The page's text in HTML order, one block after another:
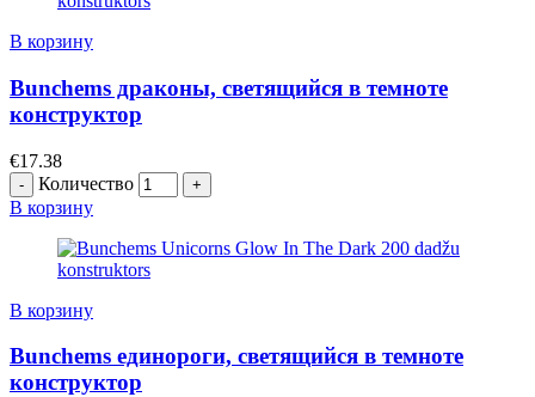
В корзину
Bunchems драконы, светящийся в темноте
конструктор
€17.38
Количество
В корзину
В корзину
Bunchems единороги, светящийся в темноте
конструктор